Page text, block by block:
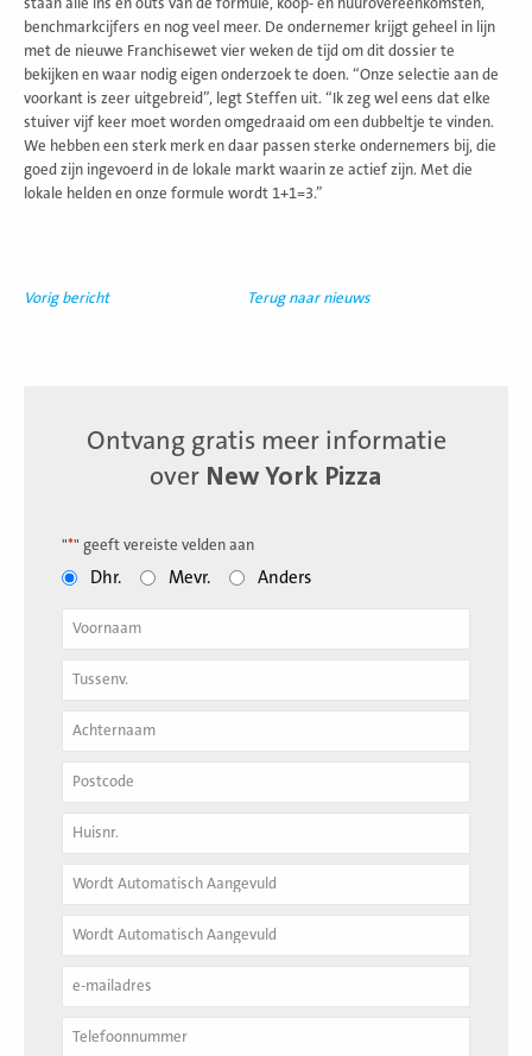
staan alle ins en outs van de formule, koop- en huurovereenkomsten,
benchmarkcijfers en nog veel meer. De ondernemer krijgt geheel in lijn
met de nieuwe Franchisewet vier weken de tijd om dit dossier te
bekijken en waar nodig eigen onderzoek te doen. “Onze selectie aan de
voorkant is zeer uitgebreid”, legt Steffen uit. “Ik zeg wel eens dat elke
stuiver vijf keer moet worden omgedraaid om een dubbeltje te vinden.
We hebben een sterk merk en daar passen sterke ondernemers bij, die
goed zijn ingevoerd in de lokale markt waarin ze actief zijn. Met die
lokale helden en onze formule wordt 1+1=3.”
Vorig bericht Terug naar nieuws
Ontvang gratis meer informatie
over New York Pizza
"*" geeft vereiste velden aan
Dhr. Mevr. Anders